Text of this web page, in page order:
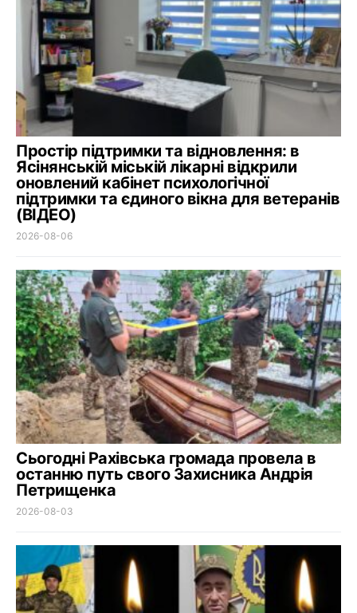
Простір підтримки та відновлення: в
Ясінянській міській лікарні відкрили
оновлений кабінет психологічної
підтримки та єдиного вікна для ветеранів
(ВІДЕО)
2026-08-06
Сьогодні Рахівська громада провела в
останню путь свого Захисника Андрія
Петрищенка
2026-08-03